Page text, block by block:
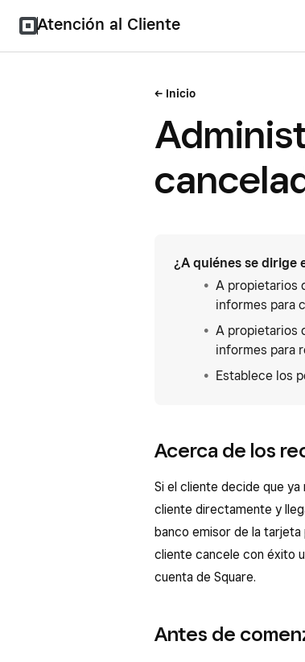
Atención al Cliente
Inicio
¿A quiénes se dirige
A propietarios
informes para
A propietarios
informes para
Establece los
Acerca de los
Si el cliente decide que
cliente directamente y
banco emisor de la
cliente cancele con éxito
cuenta de Square.
Antes de